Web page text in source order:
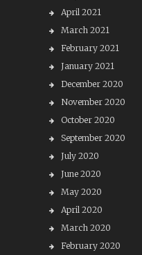
April 2021
March 2021
February 2021
January 2021
December 2020
November 2020
October 2020
September 2020
July 2020
June 2020
May 2020
April 2020
March 2020
February 2020